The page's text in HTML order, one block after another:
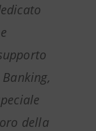
della